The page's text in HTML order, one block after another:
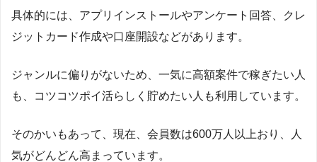
具体的には、アプリインストールやアンケート回答、クレ
ジットカード作成や口座開設などがあります。
ジャンルに偏りがないため、一気に高額案件で稼ぎたい人
も、コツコツポイ活らしく貯めたい人も利用しています。
そのかいもあって、現在、会員数は600万人以上おり、人
気がどんどん高まっています。